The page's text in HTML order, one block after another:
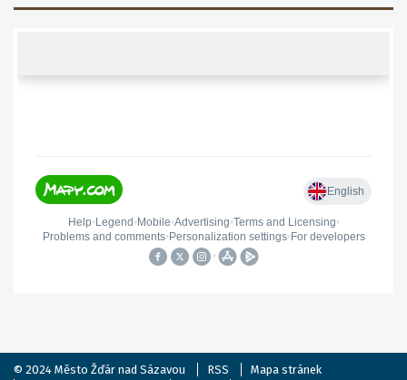
© 2024 Město Žďár nad Sázavou RSS
Mapa stránek